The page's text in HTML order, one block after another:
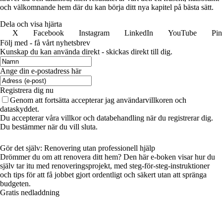
och välkomnande hem där du kan börja ditt nya kapitel på bästa sätt.
Dela och visa hjärta
X
Facebook Instagram LinkedIn YouTube
Följ med - få vårt nyhetsbrev
Kunskap du kan använda direkt - skickas direkt till dig.
Ange din e-postadress här
Registrera dig nu
Genom att fortsätta accepterar jag användarvillkoren och
dataskyddet.
Du accepterar våra villkor och databehandling när du registrerar dig.
Du bestämmer när du vill sluta.
Gör det själv: Renovering utan professionell hjälp
Drömmer du om att renovera ditt hem? Den här e-boken visar hur du
själv tar itu med renoveringsprojekt, med steg-för-steg-instruktioner
och tips för att få jobbet gjort ordentligt och säkert utan att spränga
budgeten.
Gratis nedladdning